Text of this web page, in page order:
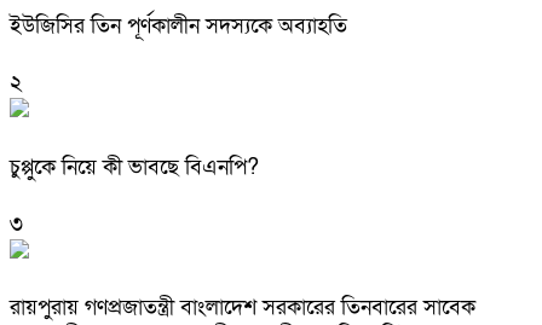
ইউজিসির তিন পূর্ণকালীন সদস্যকে অব্যাহতি
২
চুপ্পুকে নিয়ে কী ভাবছে বিএনপি?
৩
রায়পুরায় গণপ্রজাতন্ত্রী বাংলাদেশ সরকারের তিনবারের সাবেক